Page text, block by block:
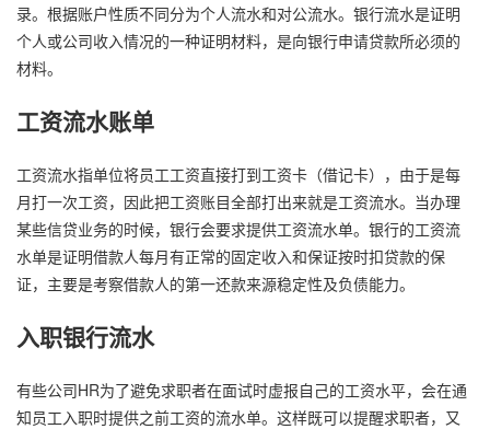
录。根据账户性质不同分为个人流水和对公流水。银行流水是证明
个人或公司收入情况的一种证明材料，是向银行申请贷款所必须的
材料。
工资流水账单
工资流水指单位将员工工资直接打到工资卡（借记卡），由于是每
月打一次工资，因此把工资账目全部打出来就是工资流水。当办理
某些信贷业务的时候，银行会要求提供工资流水单。银行的工资流
水单是证明借款人每月有正常的固定收入和保证按时扣贷款的保
证，主要是考察借款人的第一还款来源稳定性及负债能力。
入职银行流水
有些公司HR为了避免求职者在面试时虚报自己的工资水平，会在通
知员工入职时提供之前工资的流水单。这样既可以提醒求职者，又